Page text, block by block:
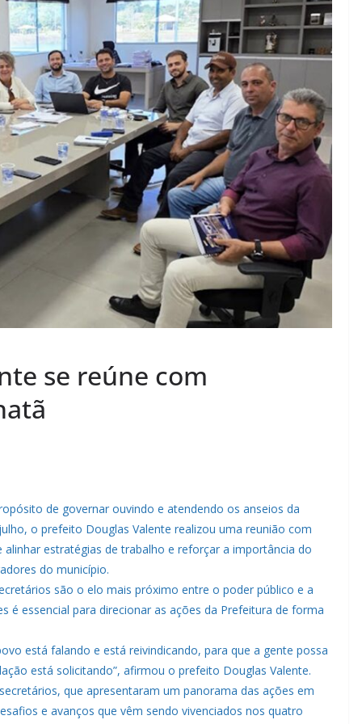
se reúne com
de governar ouvindo e atendendo os anseios da
o prefeito Douglas Valente realizou uma reunião com
estratégias de trabalho e reforçar a importância do
do município.
são o elo mais próximo entre o poder público e a
é essencial para direcionar as ações da Prefeitura de forma
está falando e está reivindicando, para que a gente possa
está solicitando”, afirmou o prefeito Douglas Valente.
que apresentaram um panorama das ações em
e avanços que vêm sendo vivenciados nos quatro